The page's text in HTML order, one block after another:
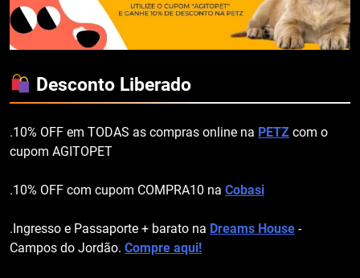
Desconto Liberado
.10% OFF em TODAS as compras online na PETZ com o
cupom AGITOPET
.10% OFF com cupom COMPRA10 na Cobasi
.Ingresso e Passaporte + barato na Dreams House -
Campos do Jordão. Compre aqui!